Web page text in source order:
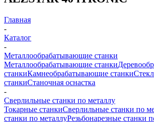
Главная
-
Каталог
-
Металлообрабатывающие станки
Металлообрабатывающие станки
станкиКамнеобрабатывающие станки
станкиСтаночная оснастка
-
Сверлильные станки по металлу
Токарные станкиСверлильные станки по
станки по металлуРезьбонарезные станки